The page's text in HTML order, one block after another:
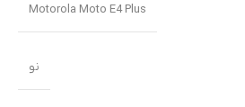
Motorola Moto E4 Plus
نو